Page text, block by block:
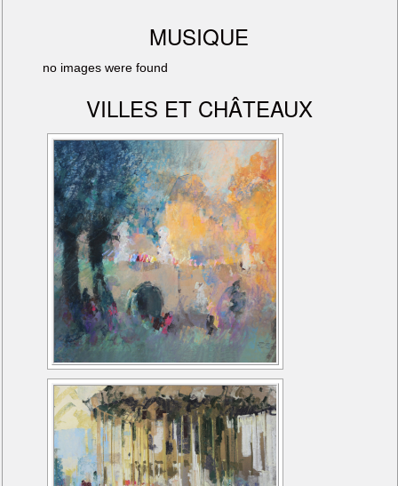
MUSIQUE
no images were found
VILLES ET CHÂTEAUX